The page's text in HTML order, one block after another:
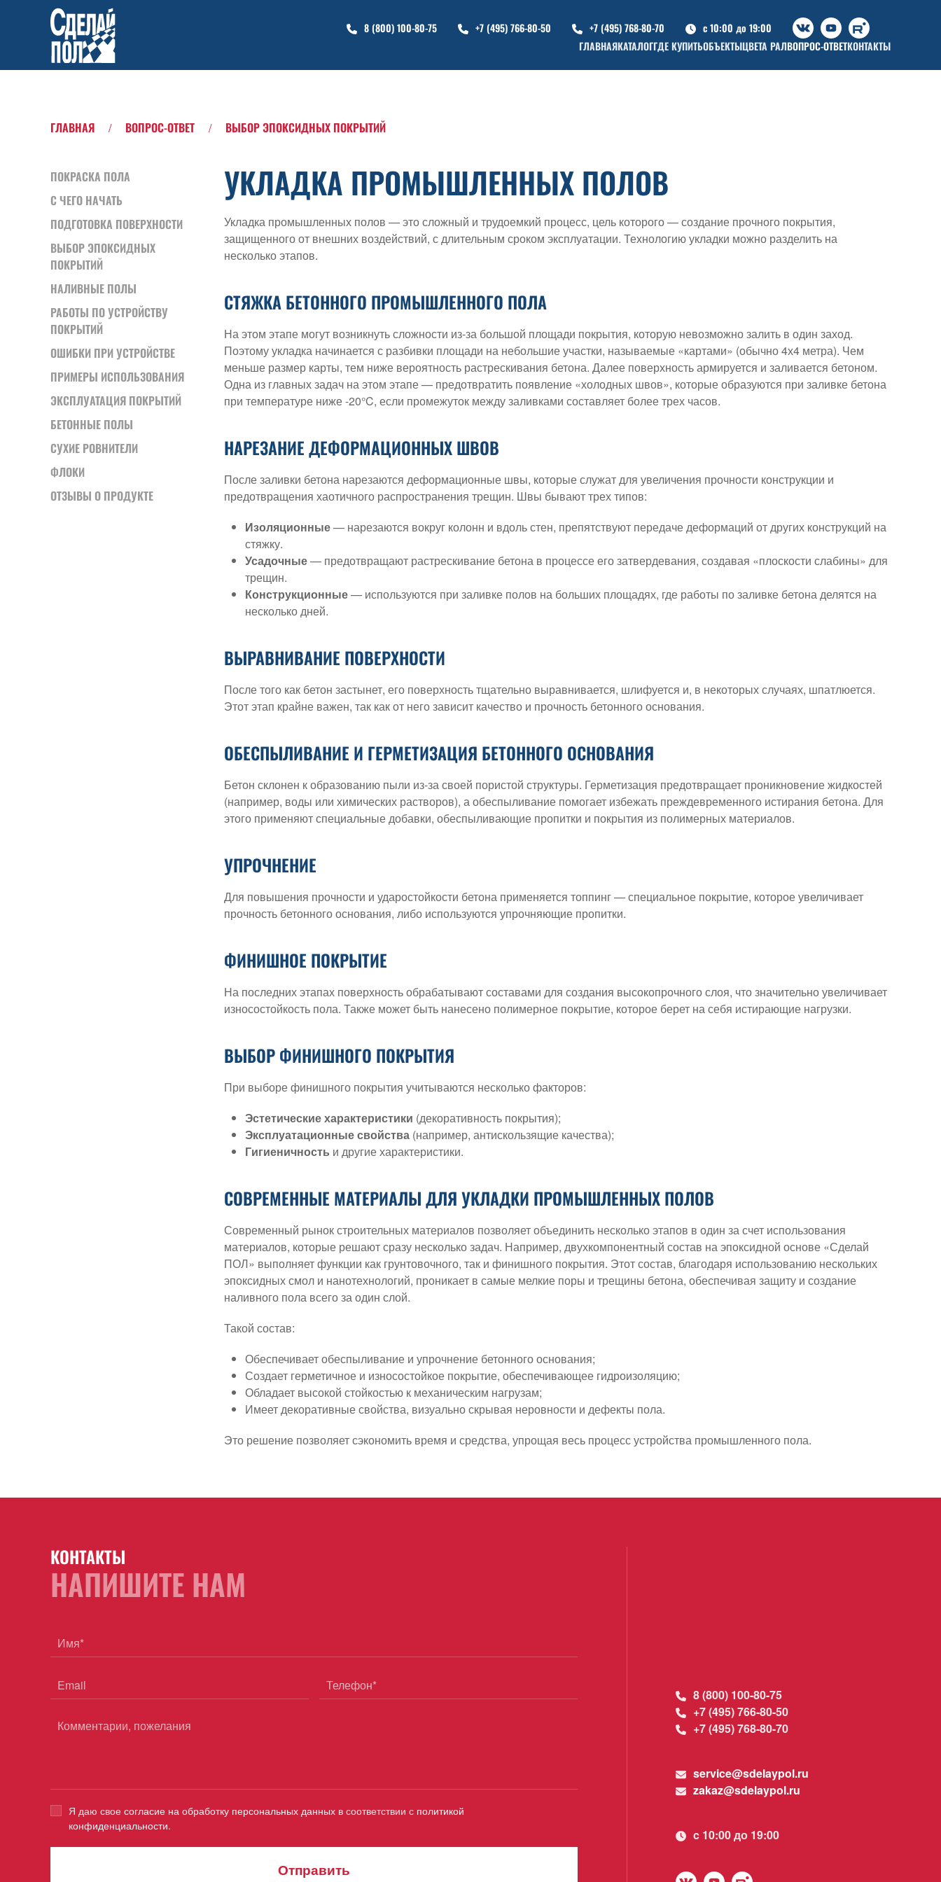
Skip to main content ГЛАВНАЯКАТАЛОГГДЕ КУПИТЬОБЪЕКТЫЦВЕТА РАЛВОПРОС-ОТВЕТКОНТАКТЫ
8 (800) 100-80-75 +7 (495) 766-80-50 +7 (495) 768-80-70 c 10:00 до 19:00
ГЛАВНАЯ ВОПРОС-ОТВЕТ ВЫБОР ЭПОКСИДНЫХ ПОКРЫТИЙ
ПОКРАСКА ПОЛА
С ЧЕГО НАЧАТЬ
ПОДГОТОВКА ПОВЕРХНОСТИ
ВЫБОР ЭПОКСИДНЫХ
ПОКРЫТИЙ
НАЛИВНЫЕ ПОЛЫ
РАБОТЫ ПО УСТРОЙСТВУ
ПОКРЫТИЙ
ОШИБКИ ПРИ УСТРОЙСТВЕ
ПРИМЕРЫ ИСПОЛЬЗОВАНИЯ
ЭКСПЛУАТАЦИЯ ПОКРЫТИЙ
БЕТОННЫЕ ПОЛЫ
СУХИЕ РОВНИТЕЛИ
ФЛОКИ
ОТЗЫВЫ О ПРОДУКТЕ
УКЛАДКА ПРОМЫШЛЕННЫХ ПОЛОВ
Укладка промышленных полов — это сложный и трудоемкий процесс, цель которого — создание прочного покрытия,
защищенного от внешних воздействий, с длительным сроком эксплуатации. Технологию укладки можно разделить на
несколько этапов.
СТЯЖКА БЕТОННОГО ПРОМЫШЛЕННОГО ПОЛА
На этом этапе могут возникнуть сложности из-за большой площади покрытия, которую невозможно залить в один заход.
Поэтому укладка начинается с разбивки площади на небольшие участки, называемые «картами» (обычно 4х4 метра). Чем
меньше размер карты, тем ниже вероятность растрескивания бетона. Далее поверхность армируется и заливается бетоном.
Одна из главных задач на этом этапе — предотвратить появление «холодных швов», которые образуются при заливке бетона
при температуре ниже -20°C, если промежуток между заливками составляет более трех часов.
НАРЕЗАНИЕ ДЕФОРМАЦИОННЫХ ШВОВ
После заливки бетона нарезаются деформационные швы, которые служат для увеличения прочности конструкции и
предотвращения хаотичного распространения трещин. Швы бывают трех типов:
Изоляционные— нарезаются вокруг колонн и вдоль стен, препятствуют передаче деформаций от других конструкций на
стяжку.
Усадочные— предотвращают растрескивание бетона в процессе его затвердевания, создавая «плоскости слабины» для
трещин.
Конструкционные— используются при заливке полов на больших площадях, где работы по заливке бетона делятся на
несколько дней.
ВЫРАВНИВАНИЕ ПОВЕРХНОСТИ
После того как бетон застынет, его поверхность тщательно выравнивается, шлифуется и, в некоторых случаях, шпатлюется.
Этот этап крайне важен, так как от него зависит качество и прочность бетонного основания.
ОБЕСПЫЛИВАНИЕ И ГЕРМЕТИЗАЦИЯ БЕТОННОГО ОСНОВАНИЯ
Бетон склонен к образованию пыли из-за своей пористой структуры. Герметизация предотвращает проникновение жидкостей
(например, воды или химических растворов), а обеспыливание помогает избежать преждевременного истирания бетона. Для
этого применяют специальные добавки, обеспыливающие пропитки и покрытия из полимерных материалов.
УПРОЧНЕНИЕ
Для повышения прочности и ударостойкости бетона применяется топпинг — специальное покрытие, которое увеличивает
прочность бетонного основания, либо используются упрочняющие пропитки.
ФИНИШНОЕ ПОКРЫТИЕ
На последних этапах поверхность обрабатывают составами для создания высокопрочного слоя, что значительно увеличивает
износостойкость пола. Также может быть нанесено полимерное покрытие, которое берет на себя истирающие нагрузки.
ВЫБОР ФИНИШНОГО ПОКРЫТИЯ
При выборе финишного покрытия учитываются несколько факторов:
Эстетические характеристики (декоративность покрытия);
Эксплуатационные свойства (например, антискользящие качества);
Гигиеничность и другие характеристики.
СОВРЕМЕННЫЕ МАТЕРИАЛЫ ДЛЯ УКЛАДКИ ПРОМЫШЛЕННЫХ ПОЛОВ
Современный рынок строительных материалов позволяет объединить несколько этапов в один за счет использования
материалов, которые решают сразу несколько задач. Например, двухкомпонентный состав на эпоксидной основе «Сделай
ПОЛ» выполняет функции как грунтовочного, так и финишного покрытия. Этот состав, благодаря использованию нескольких
эпоксидных смол и нанотехнологий, проникает в самые мелкие поры и трещины бетона, обеспечивая защиту и создание
наливного пола всего за один слой.
Такой состав:
Обеспечивает обеспыливание и упрочнение бетонного основания;
Создает герметичное и износостойкое покрытие, обеспечивающее гидроизоляцию;
Обладает высокой стойкостью к механическим нагрузам;
Имеет декоративные свойства, визуально скрывая неровности и дефекты пола.
Это решение позволяет сэкономить время и средства, упрощая весь процесс устройства промышленного пола.
КОНТАКТЫ
НАПИШИТЕ НАМ
Я даю свое согласие на обработку персональных данных в соответствии с политикой
конфиденциальности.
Отправить
8 (800) 100-80-75
+7 (495) 766-80-50
+7 (495) 768-80-70
service@sdelaypol.ru
zakaz@sdelaypol.ru
c 10:00 до 19:00